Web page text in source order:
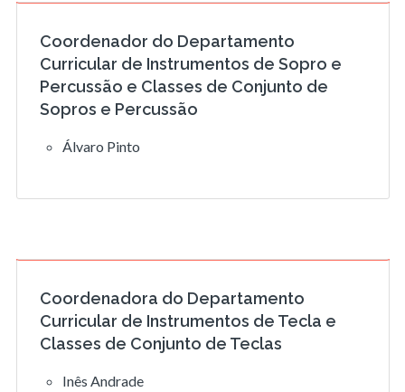
Coordenador do Departamento
Curricular de Instrumentos de Sopro e
Percussão e Classes de Conjunto de
Sopros e Percussão
Álvaro Pinto
Coordenadora do Departamento
Curricular de Instrumentos de Tecla e
Classes de Conjunto de Teclas
Inês Andrade